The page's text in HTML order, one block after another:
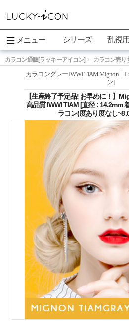
メニュー シリーズ 乱視用
カラコン通販[ラッキーアイコン] カラコン売り
カラコングレー IWWI TIAM Mignon｜
ン]
【生産終了予定品! お早めに！】
高品質 IWWI TIAM [直径 : 14.2mm
ラコン(度あり度なし